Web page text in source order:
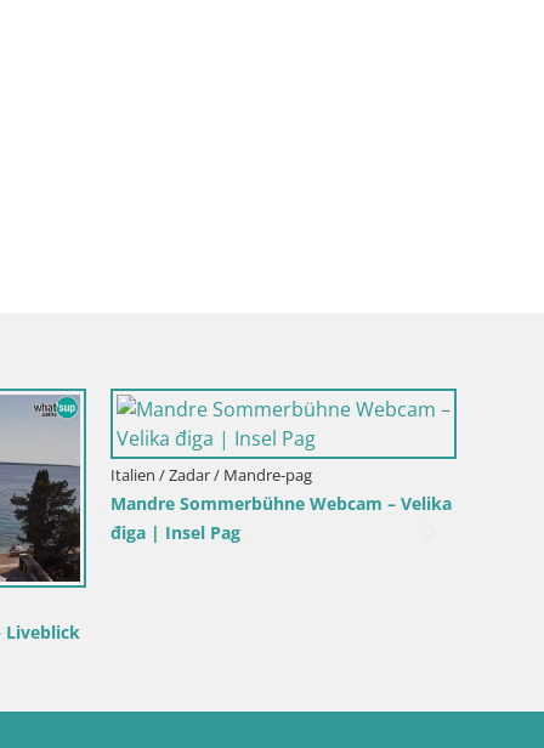
/ Muravera
Rei – Liveblick auf Costa
Italien / Sizilien / Trapani
Webcam Isole dello Stagnone –